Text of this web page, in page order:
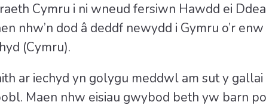
Cymru i ni wneud fersiwn Hawdd ei
nhw’n dod â deddf newydd i Gymru o’r
(Cymru).
ar iechyd yn golygu meddwl am sut y
Maen nhw eisiau gwybod beth yw barn